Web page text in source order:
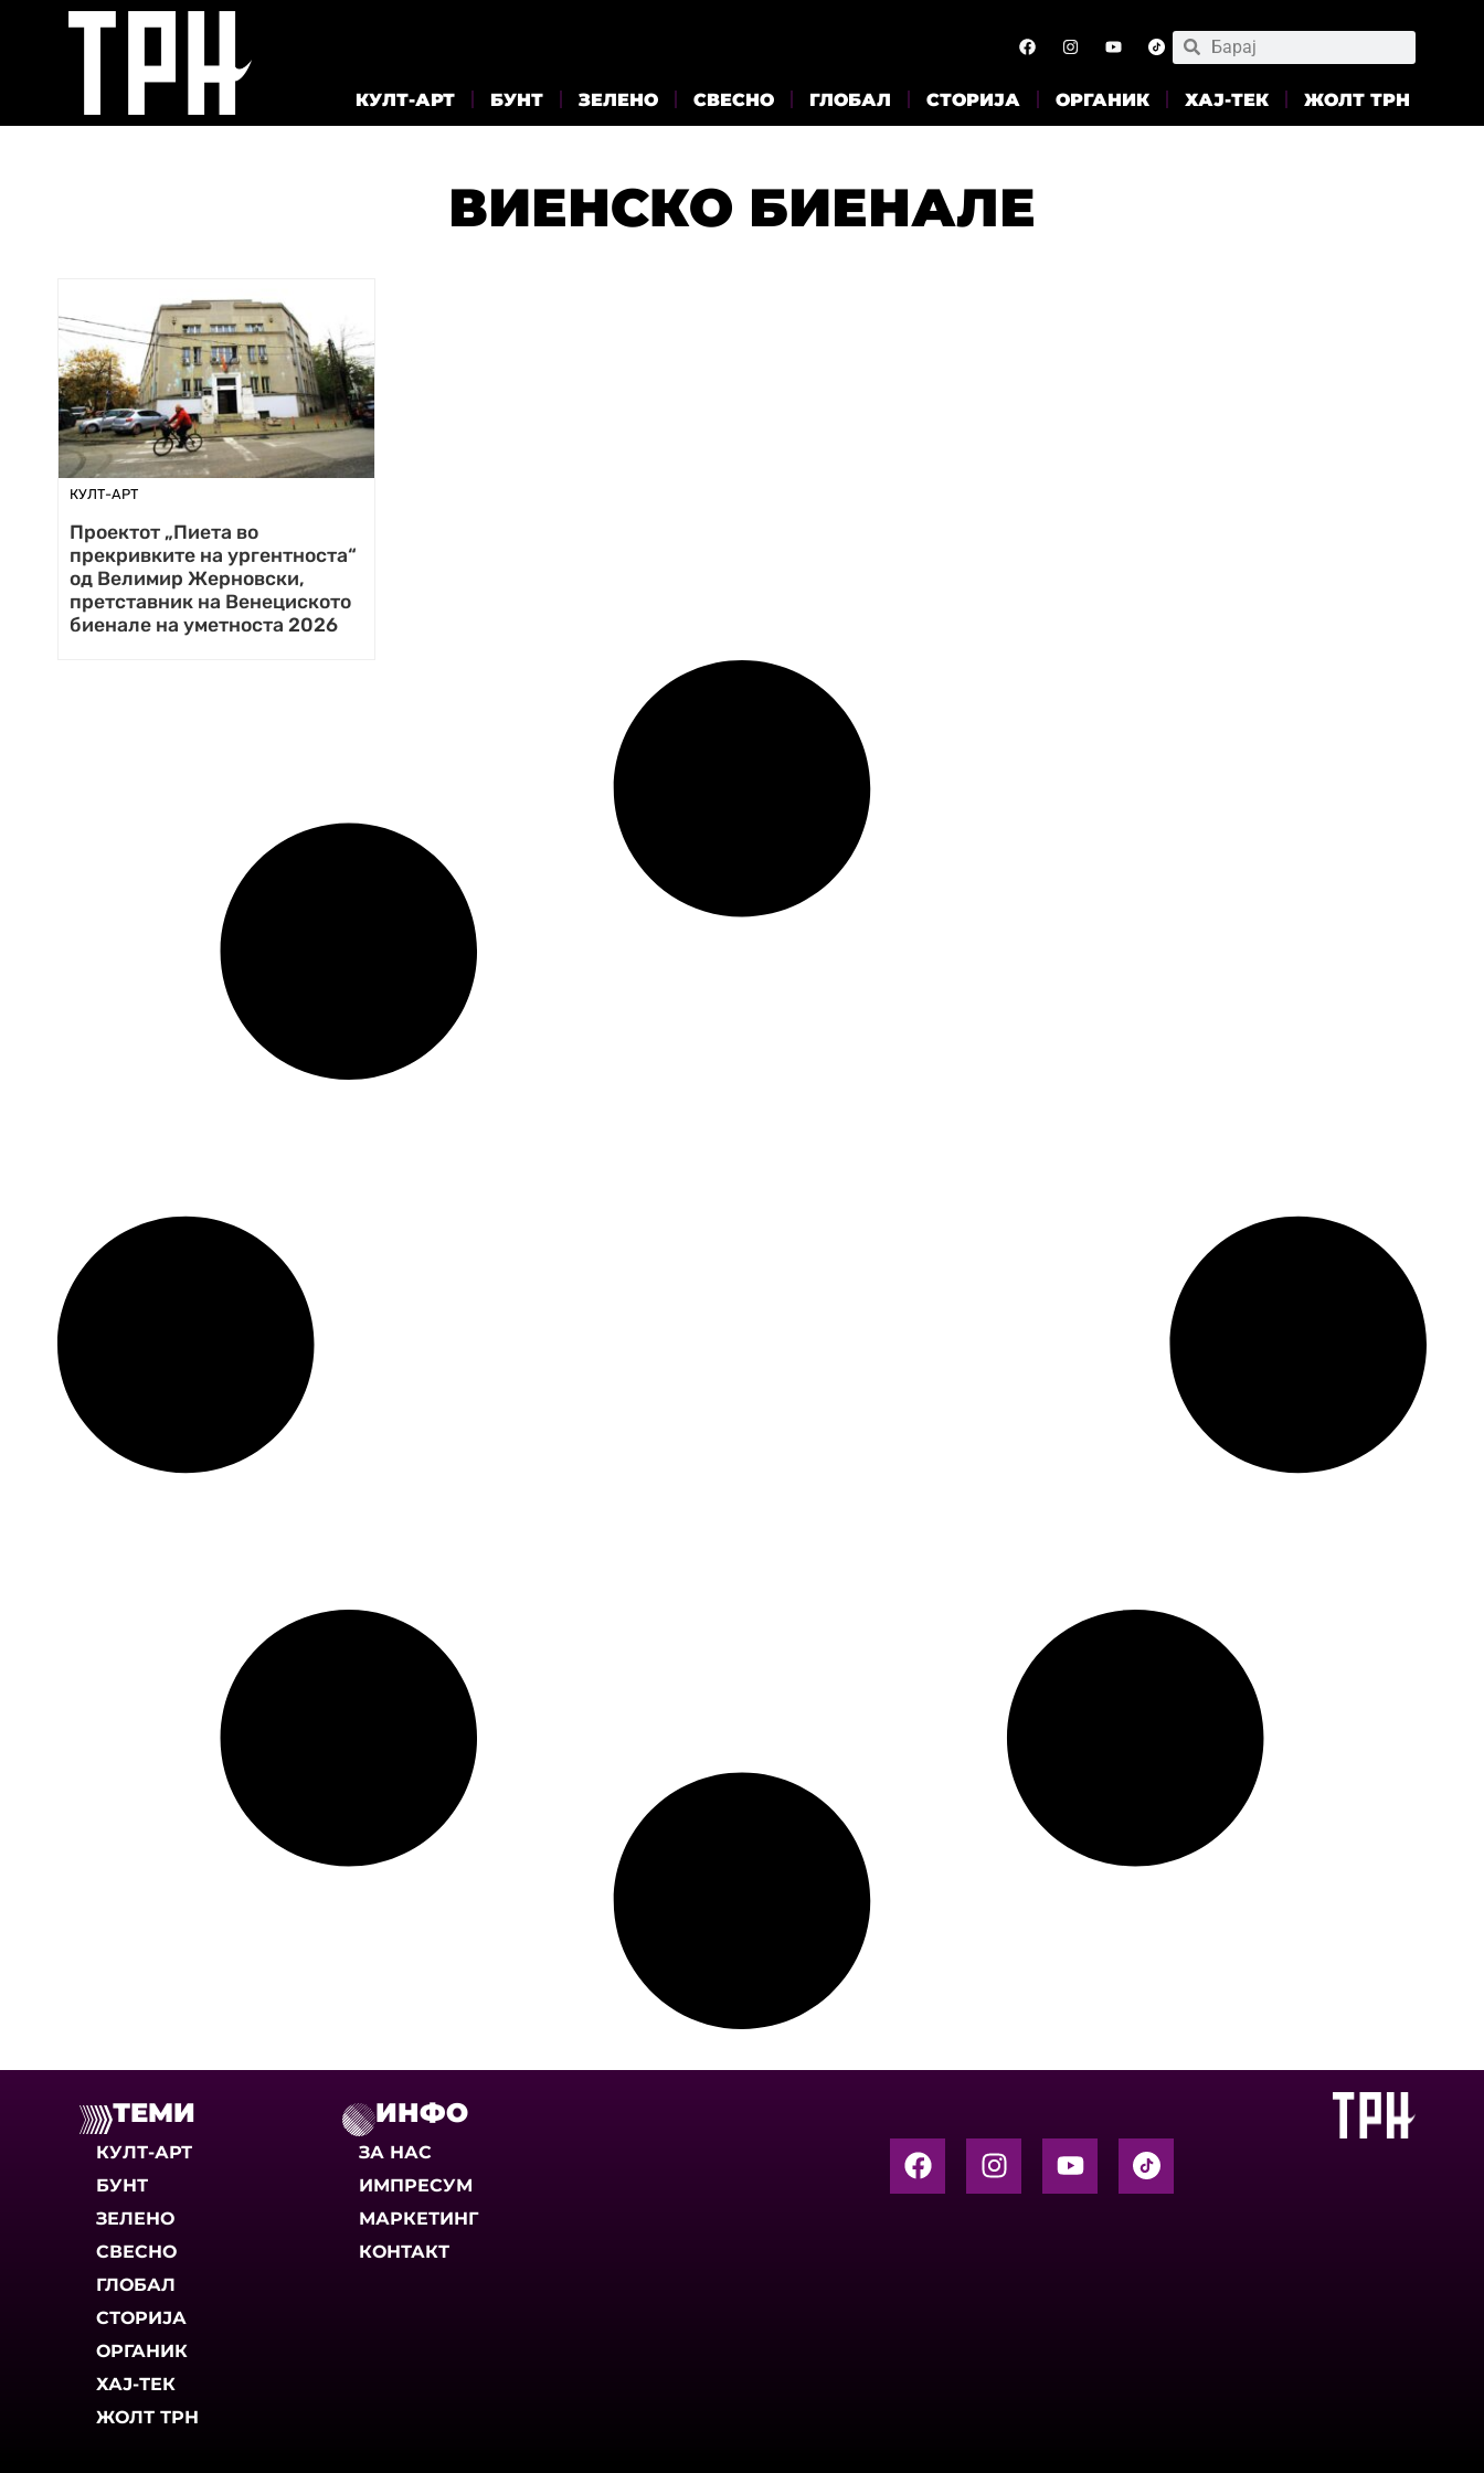
КУЛТ-АРТ БУНТ ЗЕЛЕНО СВЕСНО ГЛОБАЛ СТОРИЈА ОРГАНИК ХАЈ-ТЕК ЖОЛТ ТРН
ВИЕНСКО БИЕНАЛЕ
КУЛТ-АРТ
Проектот „Пиета во
прекривките на ургентноста“
од Велимир Жерновски,
претставник на Венециското
биенале на уметноста 2026
ТЕМИ
КУЛТ-АРТ
БУНТ
ЗЕЛЕНО
СВЕСНО
ГЛОБАЛ
СТОРИЈА
ОРГАНИК
ХАЈ-ТЕК
ЖОЛТ ТРН
ИНФО
ЗА НАС
ИМПРЕСУМ
МАРКЕТИНГ
КОНТАКТ